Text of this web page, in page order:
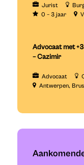
Jurist
0 – 3 jaar
Advocaat met
– Cazimir
Advocaat
Antwerpen